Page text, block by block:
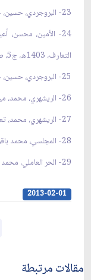
23- البروجردي، حسين، جامع أحاديث الشيعة، ج20، ص 250.
24- الأمين، محسن،
التعارف، 1403ه، ج5، ص 206.
25- البروجردي، حسين، جامع أحاديث الشيعة، ج4، ص 449.
26- الريشهري، محمد، ميزان الحكمة، ج2و ص 1186.
27- الريشهري، محمد، تعزيز الأسرة، ط1، قم، مشعر، 1430هـ، ص156.
28- المجلسي، محمد باقر، بحار الأنوار، ج59، ص 291.
29- الحر العاملي، محمد حسن، وسائل الشيعة، ج20، ص 32.
2013-02-01
مقالات مرتبطة